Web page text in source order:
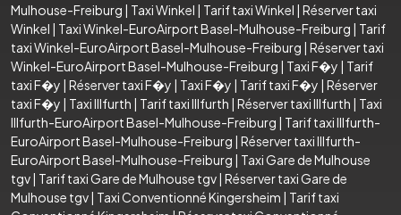
Mulhouse-Freiburg | Taxi Winkel | Tarif taxi Winkel | Réserver taxi
Winkel | Taxi Winkel-EuroAirport Basel-Mulhouse-Freiburg | Tarif
taxi Winkel-EuroAirport Basel-Mulhouse-Freiburg | Réserver taxi
Winkel-EuroAirport Basel-Mulhouse-Freiburg | Taxi F�y | Tarif
taxi F�y | Réserver taxi F�y | Taxi F�y | Tarif taxi F�y | Réserver
taxi F�y | Taxi Illfurth | Tarif taxi Illfurth | Réserver taxi Illfurth | Taxi
Illfurth-EuroAirport Basel-Mulhouse-Freiburg | Tarif taxi Illfurth-
EuroAirport Basel-Mulhouse-Freiburg | Réserver taxi Illfurth-
EuroAirport Basel-Mulhouse-Freiburg | Taxi Gare de Mulhouse
tgv| Tarif taxi Gare de Mulhouse tgv| Réserver taxi Gare de
Mulhouse tgv| Taxi Conventionné Kingersheim | Tarif taxi